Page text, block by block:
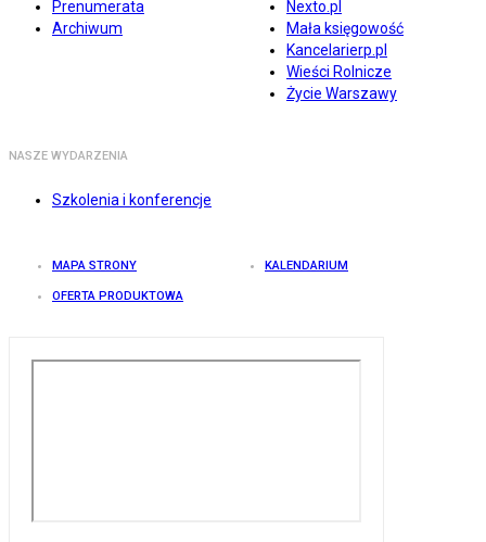
Prenumerata
Archiwum
Nexto.pl
Mała księgowość
Kancelarierp.pl
Wieści Rolnicze
Życie Warszawy
NASZE WYDARZENIA
Szkolenia i konferencje
MAPA STRONY KALENDARIUM
OFERTA PRODUKTOWA